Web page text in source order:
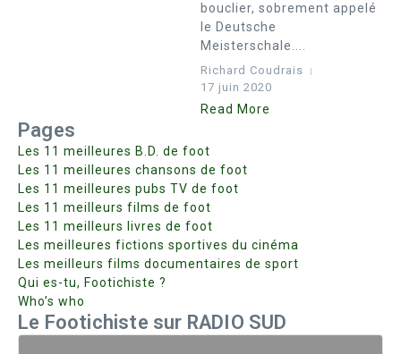
bouclier, sobrement appelé
le Deutsche
Meisterschale....
Richard Coudrais
17 juin 2020
Read More
Pages
Les 11 meilleures B.D. de foot
Les 11 meilleures chansons de foot
Les 11 meilleures pubs TV de foot
Les 11 meilleurs films de foot
Les 11 meilleurs livres de foot
Les meilleures fictions sportives du cinéma
Les meilleurs films documentaires de sport
Qui es-tu, Footichiste ?
Who’s who
Le Footichiste sur RADIO SUD